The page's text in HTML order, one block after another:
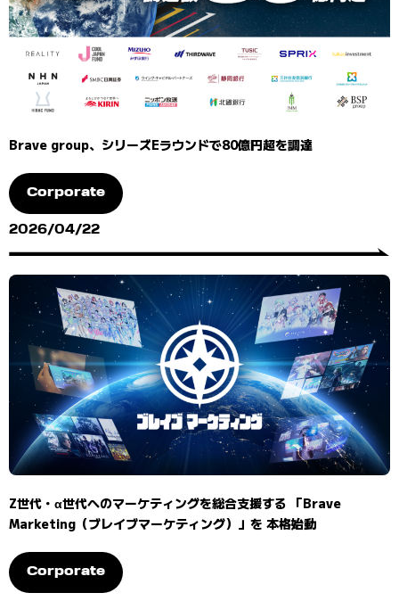
Brave group、シリーズEラウンドで80億円超を調達
Corporate
2026/04/22
Z世代・α世代へのマーケティングを総合支援する 「Brave
Marketing（ブレイブマーケティング）」を 本格始動
Corporate